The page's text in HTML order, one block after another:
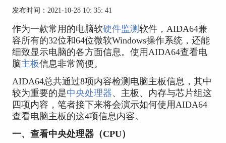
发布时间：2021-10-28 10: 35: 41
作为一款常用的电脑软硬件监测 软件，AIDA64兼
容所有的32位和64位微软Windows操作系统，还能
细致显示电脑的各方面信息。使用AIDA64查看电
脑主板信息非常简便。
AIDA64总共通过8项内容检测电脑主板信息，其中
较为重要的是中央处理器、主板、内存与芯片组这
四项内容，笔者接下来将会演示如何使用AIDA64
查看电脑主板的这4项信息内容。
一、查看中央处理器（CPU）